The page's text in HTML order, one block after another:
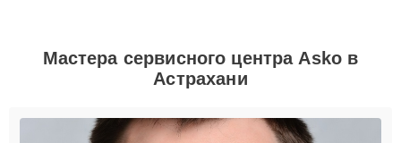
Мастера сервисного центра Asko в
Астрахани